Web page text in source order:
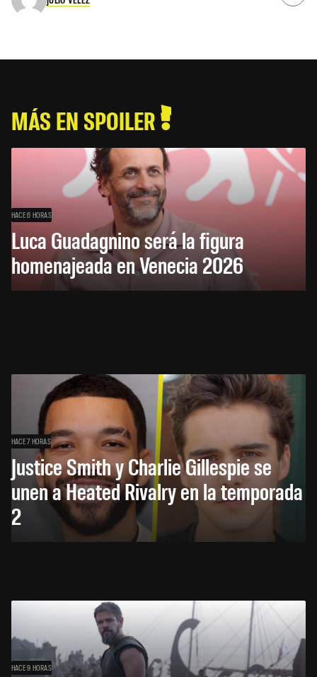
MÁS EN SPOILER
HACE 6 HORAS
Luca Guadagnino será la figura
homenajeada en Venecia 2026
HACE 7 HORAS
Justice Smith y Charlie Gillespie se
unen a Heated Rivalry en la temporada
2
HACE 9 HORAS